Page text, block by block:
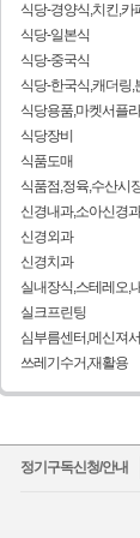
식당-경양식,치킨,카
식당-일본식
식당-중국식
식당-한국식,캐더링,
식당용품,마켓서플
식당장비
식품도매
식품점,정육,수산시
신경내과,소아신경과
신경외과
신경치과
실내장식,스테레오,
실크프린팅
심부름센터,메신져
쓰레기수거,재활용
정기구독신청/안내